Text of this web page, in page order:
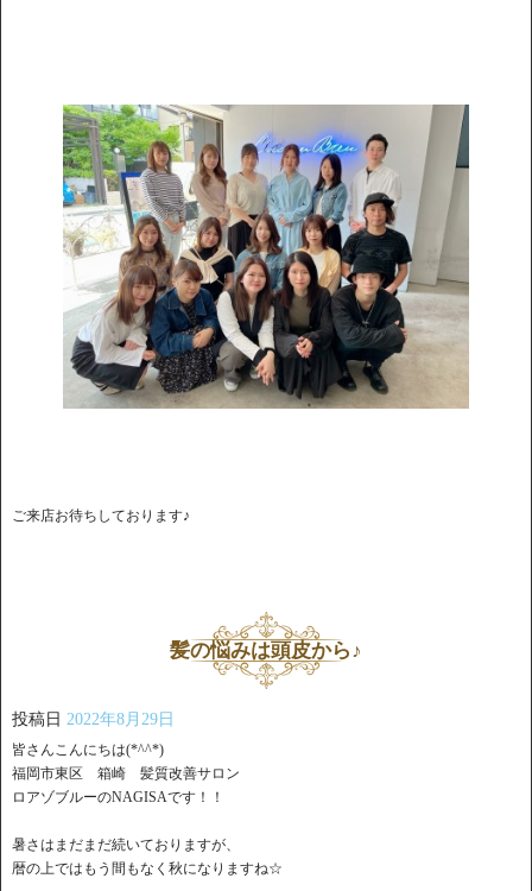
ご来店お待ちしております♪
髪の悩みは頭皮から♪
投稿日 2022年8月29日
皆さんこんにちは(*^^*)
福岡市東区 箱崎 髪質改善サロン
ロアゾブルーのNAGISAです！！
暑さはまだまだ続いておりますが、
暦の上ではもう間もなく秋になりますね☆